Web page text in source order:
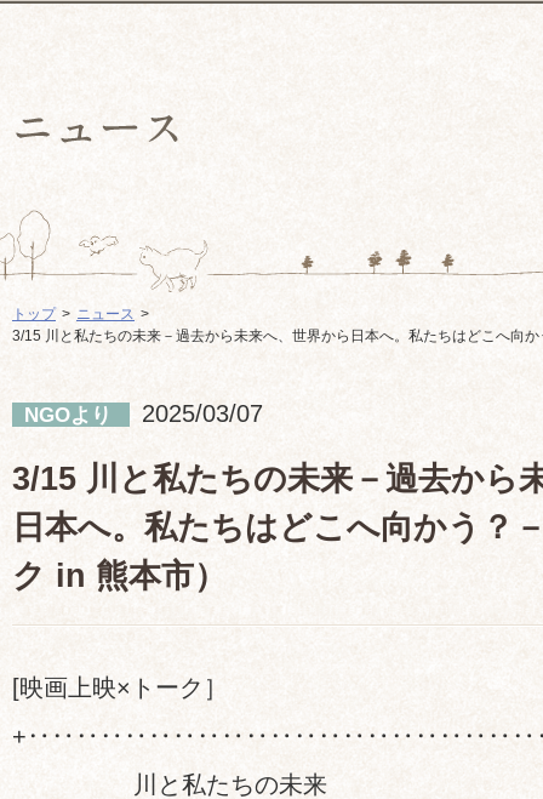
トップ
ニュース
3/15 川と私たちの未来－過去から未来へ、世界から日本へ。私たちはどこへ向
NGOより 2025/03/07
3/15 川と私たちの未来－過去から
日本へ。私たちはどこへ向かう？
ク in 熊本市）
[映画上映×トーク］
川と私たちの未来